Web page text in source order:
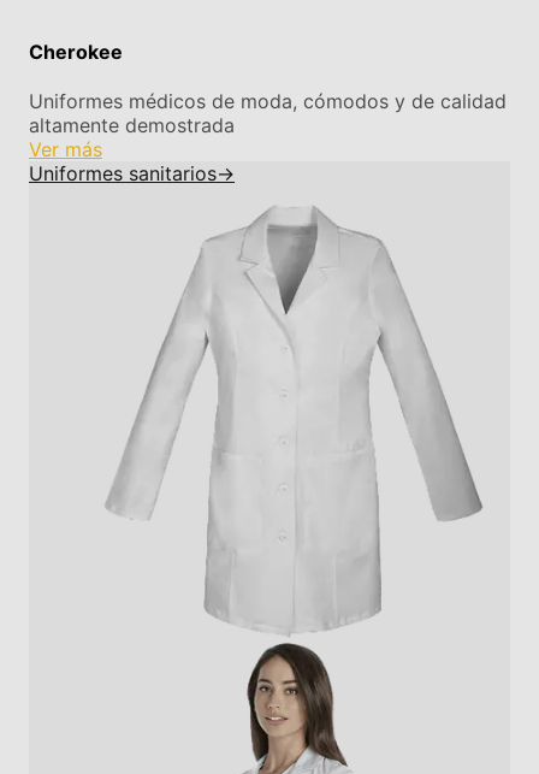
Cherokee
Uniformes médicos de moda, cómodos y de calidad
altamente demostrada
Ver más
Uniformes sanitarios→